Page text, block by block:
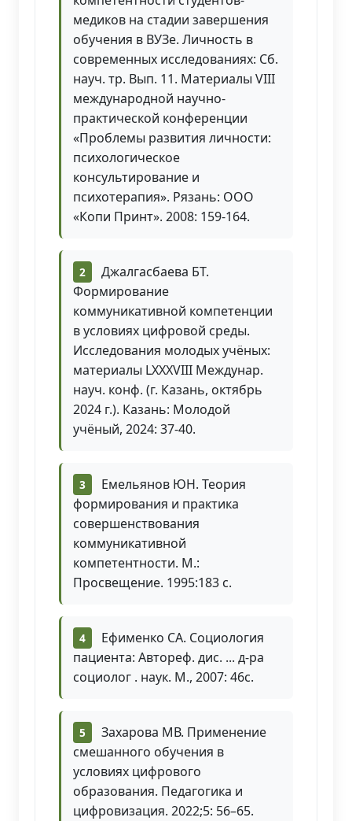
медиков на стадии завершения
обучения в ВУЗе. Личность в
современных исследованиях: Сб.
науч. тр. Вып. 11. Материалы VIII
международной научно-
практической конференции
«Проблемы развития личности:
психологическое
консультирование и
психотерапия». Рязань: ООО
«Копи Принт». 2008: 159-164.
Джалгасбаева БТ.
Формирование
коммуникативной компетенции
в условиях цифровой среды.
Исследования молодых учёных:
материалы LXXXVIII Междунар.
науч. конф. (г. Казань, октябрь
2024 г.). Казань: Молодой
учёный, 2024: 37-40.
Емельянов ЮН. Теория
формирования и практика
совершенствования
коммуникативной
компетентности. М.:
Просвещение. 1995:183 с.
Ефименко СА. Социология
пациента: Автореф. дис. ... д-ра
социолог . наук. М., 2007: 46с.
Захарова МВ. Применение
смешанного обучения в
условиях цифрового
образования. Педагогика и
цифровизация. 2022;5: 56–65.